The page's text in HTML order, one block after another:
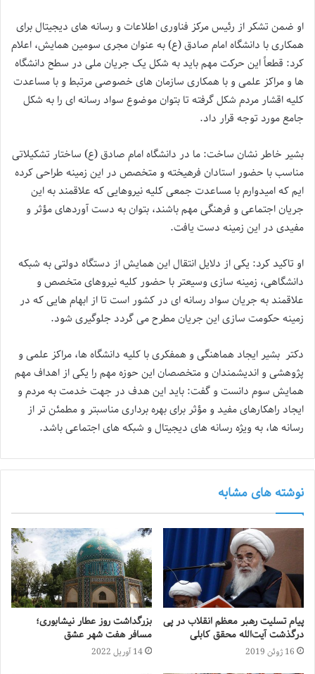
او ضمن تشکر از رئیس مرکز فناوری اطلاعات و رسانه های دیجیتال برای
همکاری با دانشگاه امام صادق (ع) به عنوان مجری سومین همایش، اعلام
کرد: قطعاً این حرکت مهم باید به شکل یک جریان ملی در سطح دانشگاه
ها و مراکز علمی و با همکاری سازمان های خصوصی مرتبط و با مساعدت
کلیه اقشار مردم شکل گرفته تا بتوان موضوع سواد رسانه ای را به شکل
جامع مورد توجه قرار داد.
بشیر خاطر نشان ساخت: ما در دانشگاه امام صادق (ع) ساختار تشکیلاتی
مناسب با حضور استادان فرهیخته و متخصص در این زمینه طراحی کرده
ایم که امیدوارم با مساعدت جمعی کلیه نیروهایی که علاقمند به این
جریان اجتماعی و فرهنگی مهم باشند، بتوان به دست آوردهای مؤثر و
مفیدی در این زمینه دست یافت.
او تاکید کرد: یکی از دلایل انتقال این همایش از دستگاه دولتی به شبکه
دانشگاهی، زمینه سازی وسیعتر با حضور کلیه نیروهای متخصص و
علاقمند به جریان سواد رسانه ای در کشور است تا از ابهام هایی که در
زمینه حکومت سازی این جریان مطرح می گردد جلوگیری شود.
دکتر بشیر ایجاد هماهنگی و همفکری با کلیه دانشگاه ها، مراکز علمی و
پژوهشی و اندیشمندان و متخصصان این حوزه مهم را یکی از اهداف مهم
همایش سوم دانست و گفت: باید این هدف در جهت خدمت به مردم و
ایجاد راهکارهای مفید و مؤثر برای بهره برداری مناسبتر و مطمئن تر از
رسانه ها، به ویژه رسانه های دیجیتال و شبکه های اجتماعی باشد.
نوشته های مشابه
پیام تسلیت رهبر معظم انقلاب در پی
درگذشت آیت‌الله محقق کابلی
16 ژوئن 2019
بزرگداشت روز عطار نیشابوری؛
مسافر هفت شهر عشق
14 آوریل 2022